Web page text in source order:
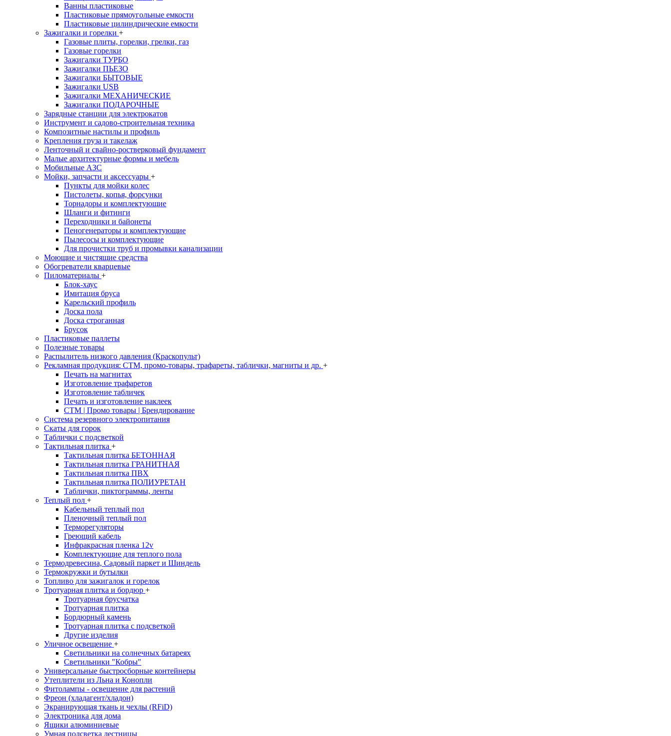
Ванны пластиковые
Пластиковые прямоугольные емкости
Пластиковые цилиндрические емкости
Зажигалки и горелки +
Газовые плиты, горелки, грелки, газ
Газовые горелки
Зажигалки ТУРБО
Зажигалки ПЬЕЗО
Зажигалки БЫТОВЫЕ
Зажигалки USB
Зажигалки МЕХАНИЧЕСКИЕ
Зажигалки ПОДАРОЧНЫЕ
Зарядные станции для электрокатов
Инструмент и садово-строительная техника
Композитные настилы и профиль
Крепления груза и такелаж
Ленточный и свайно-ростверковый фундамент
Малые архитектурные формы и мебель
Мобильные АЗС
Мойки, запчасти и аксессуары +
Пункты для мойки колес
Пистолеты, копья, форсунки
Торнадоры и комплектующие
Шланги и фитинги
Переходники и байонеты
Пеногенераторы и комплектующие
Пылесосы и комплектующие
Для прочистки труб и промывки канализации
Моющие и чистящие средства
Обогреватели кварцевые
Пиломатериалы +
Блок-хаус
Имитация бруса
Карельский профиль
Доска пола
Доска строганная
Брусок
Пластиковые паллеты
Полезные товары
Распылитель низкого давления (Краскопульт)
Рекламная продукция: CTM, промо-товары, трафареты, таблички, магниты и др. +
Печать на магнитах
Изготовление трафаретов
Изготовление табличек
Печать и изготовление наклеек
CTM | Промо товары | Брендирование
Система резервного электропитания
Скаты для горок
Таблички с подсветкой
Тактильная плитка +
Тактильная плитка БЕТОННАЯ
Тактильная плитка ГРАНИТНАЯ
Тактильная плитка ПВХ
Тактильная плитка ПОЛИУРЕТАН
Таблички, пиктограммы, ленты
Теплый пол +
Кабельный теплый пол
Пленочный теплый пол
Терморегуляторы
Греющий кабель
Инфракрасная пленка 12v
Комплектующие для теплого пола
Термодревесина, Садовый паркет и Шиндель
Термокружки и бутылки
Топливо для зажигалок и горелок
Тротуарная плитка и бордюр +
Тротуарная брусчатка
Тротуарная плитка
Бордюрный камень
Тротуарная плитка с подсветкой
Другие изделия
Уличное освещение +
Светильники на солнечных батареях
Светильники "Кобры"
Универсальные быстросборные контейнеры
Утеплители из Льна и Конопли
Фитолампы - освещение для растений
Фреон (хладагент/хладон)
Экранирующая ткань и чехлы (RFiD)
Электроника для дома
Ящики алюминиевые
Умная подсветка лестницы